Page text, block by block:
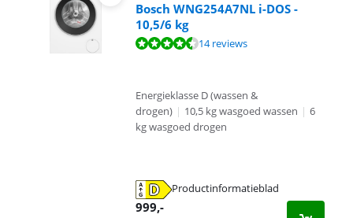
Bosch WNG254A7NL i-DOS -
10,5/6 kg
Beoordeling is 9,2 van de 10, gebaseerd op 14 reviews.
14 reviews
Energieklasse D (wassen &
drogen) | 10,5 kg wasgoed wassen | 6
kg wasgoed drogen
Productinformatieblad
999,-